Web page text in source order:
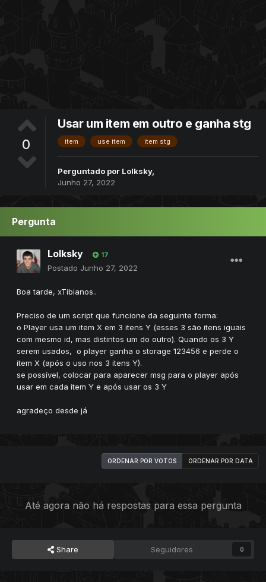
0
Usar um item em outro e ganha stg
item use item item stg
Perguntado por Lolksky,
Junho 27, 2022
Pergunta
Lolksky 17
Postado Junho 27, 2022
Boa tarde, xTibianos..
Preciso de um script que funcione da seguinte forma:
o Player usa um item X em 3 itens Y (esses 3 são itens iguais
com mesmo id, mas distintos um do outro). Quando os 3 Y
serem usados, o player ganha o storage 123456 e perde o
item X (após o uso nos 3 itens Y).
se possível, colocar para aparecer msg para o player após
usar em cada item Y e após usar os 3 Y
agradeço desde já
ORDENAR POR VOTOS ORDENAR POR DATA
Até agora não há respostas para essa pergunta
Share Seguidores 0